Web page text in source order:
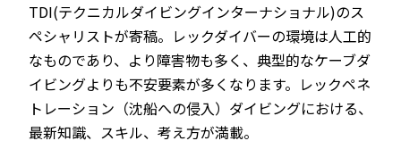
TDI(テクニカルダイビングインターナショナル)のス
ペシャリストが寄稿。レックダイバーの環境は人工的
なものであり、より障害物も多く、典型的なケーブダ
イビングよりも不安要素が多くなります。レックペネ
トレーション（沈船への侵入）ダイビングにおける、
最新知識、スキル、考え方が満載。